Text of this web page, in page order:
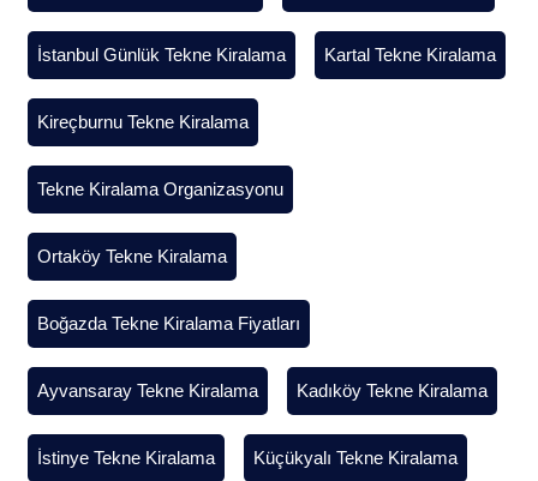
İstanbul Günlük Tekne Kiralama Kartal Tekne Kiralama
Kireçburnu Tekne Kiralama
Tekne Kiralama Organizasyonu
Ortaköy Tekne Kiralama
Boğazda Tekne Kiralama Fiyatları
Ayvansaray Tekne Kiralama Kadıköy Tekne Kiralama
İstinye Tekne Kiralama Küçükyalı Tekne Kiralama